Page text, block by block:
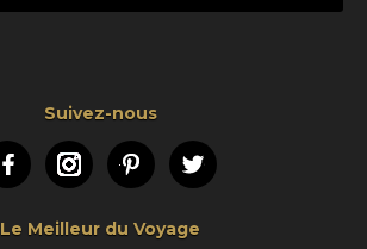
Suivez-nous
FacebookInstagramPinterestTwitter
Le Meilleur du Voyage